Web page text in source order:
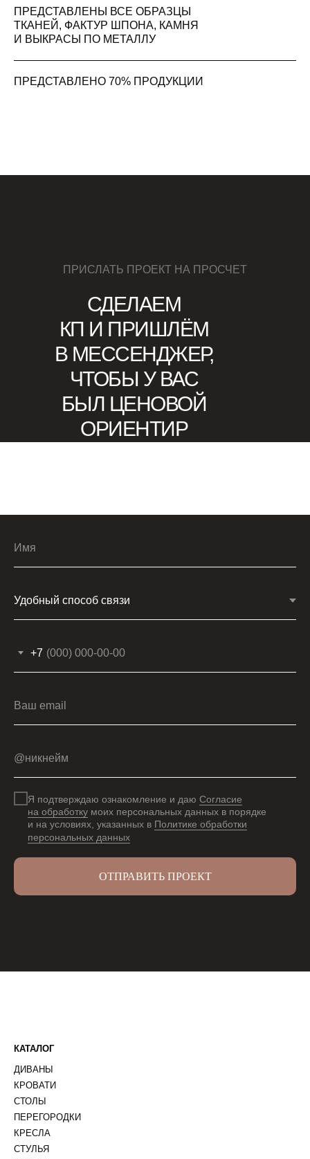
ПРЕДСТАВЛЕНЫ ВСЕ ОБРАЗЦЫ
ТКАНЕЙ, ФАКТУР ШПОНА, КАМНЯ
И ВЫКРАСЫ ПО МЕТАЛЛУ
ПРЕДСТАВЛЕНО 70% ПРОДУКЦИИ
ПРИСЛАТЬ ПРОЕКТ НА ПРОСЧЕТ
СДЕЛАЕМ
КП И ПРИШЛЁМ
В МЕССЕНДЖЕР,
ЧТОБЫ У ВАС
БЫЛ ЦЕНОВОЙ
ОРИЕНТИР
Имя
+7
Ваш email
@никнейм
Я подтверждаю ознакомление и даю Согласие
на обработку моих персональных данных в порядке
и на условиях, указанных в Политике обработки
персональных данных
ОТПРАВИТЬ ПРОЕКТ
СТУЛЬЯ
КРЕСЛА
ПЕРЕГОРОДКИ
СТОЛЫ
КРОВАТИ
ДИВАНЫ
КАТАЛОГ